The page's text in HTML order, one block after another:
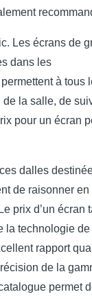
Les écrans de
dans les
à tous
la salle, de
pour un écran
dalles
de raisonner en
prix d’un écran
la technologie de
rapport
de la
permet